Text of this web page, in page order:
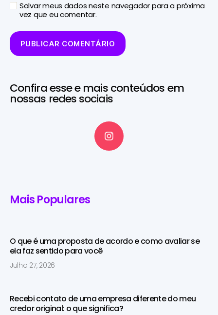
Salvar meus dados neste navegador para a próxima
vez que eu comentar.
Confira esse e mais conteúdos em
nossas redes sociais
Mais Populares
O que é uma proposta de acordo e como avaliar se
ela faz sentido para você
Julho 27, 2026
Recebi contato de uma empresa diferente do meu
credor original: o que significa?